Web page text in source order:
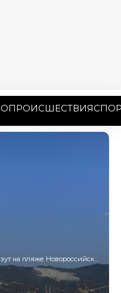
ПРОИСШЕСТВИЯ
пляже Новороссийска: в оперштабе назвали настоящую причину загрязнения